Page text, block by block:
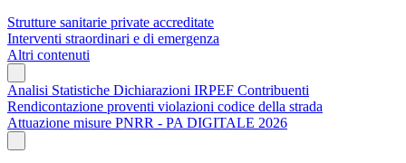
Strutture sanitarie private accreditate
Interventi straordinari e di emergenza
Altri contenuti
Analisi Statistiche Dichiarazioni IRPEF Contribuenti
Rendicontazione proventi violazioni codice della strada
Attuazione misure PNRR - PA DIGITALE 2026